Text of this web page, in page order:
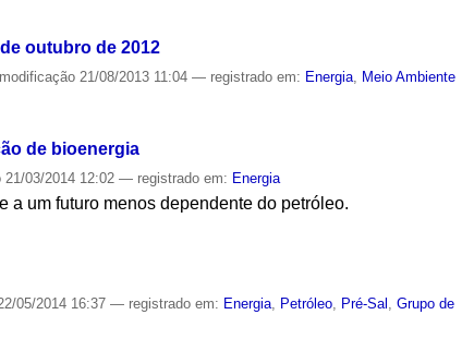
outubro de 2012
21/08/2013 11:04— registrado em: Energia Meio Ambiente
de bioenergia
21/03/2014 12:02— registrado em: Energia
a um futuro menos dependente do petróleo.
05/2014 16:37— registrado em: Energia, Petróleo, Pré-Sal ,Grupo de